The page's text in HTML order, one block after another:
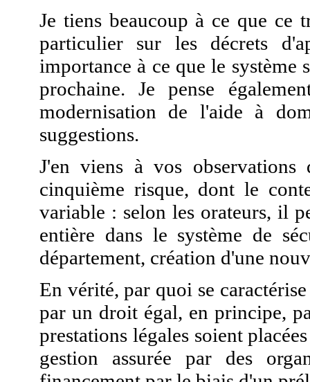
Je tiens beaucoup à ce que ce
particulier sur les décrets
importance à ce que le système
prochaine. Je pense
modernisation de l'aide à
suggestions.
J'en viens à vos
cinquième risque, dont le
variable : selon les orateurs, il
entière dans le système de
département, création d'une
En vérité, par quoi se
par un droit égal, en principe,
prestations légales soient
gestion assurée par des